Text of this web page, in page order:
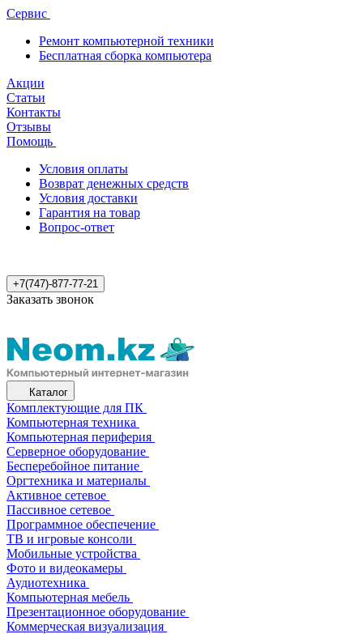
Сервис
Ремонт компьютерной техники
Бесплатная сборка компьютера
Акции
Статьи
Контакты
Отзывы
Помощь
Условия оплаты
Возврат денежных средств
Условия доставки
Гарантия на товар
Вопрос-ответ
+7(747)-877-77-21
Заказать звонок
Каталог
Комплектующие для ПК
Компьютерная техника
Компьютерная периферия
Серверное оборудование
Бесперебойное питание
Оргтехника и материалы
Активное сетевое
Пассивное сетевое
Программное обеспечение
ТВ и игровые консоли
Мобильные устройства
Фото и видеокамеры
Аудиотехника
Компьютерная мебель
Презентационное оборудование
Коммерческая визуализация